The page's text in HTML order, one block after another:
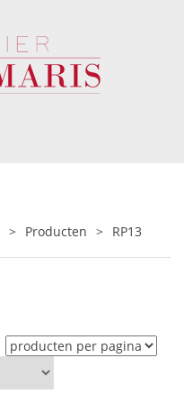
> Producten > RP13